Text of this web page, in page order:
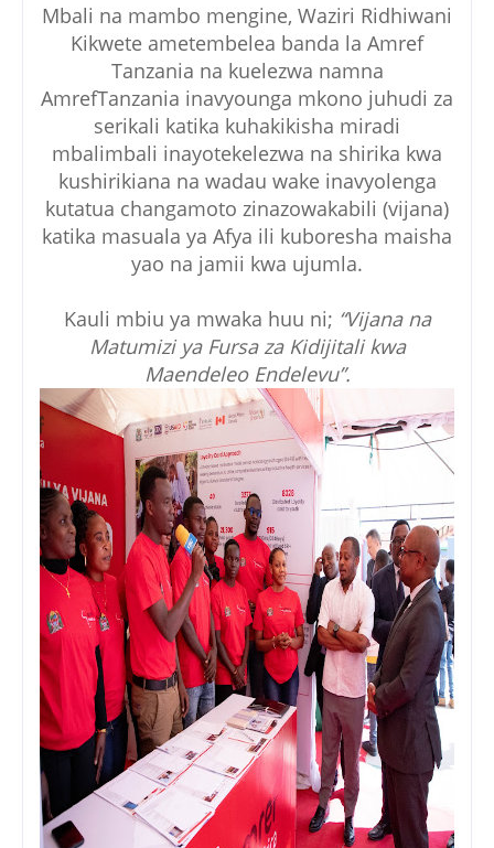
Mbali na mambo mengine, Waziri Ridhiwani
Kikwete ametembelea banda la Amref
Tanzania na kuelezwa namna
AmrefTanzania inavyounga mkono juhudi za
serikali katika kuhakikisha miradi
mbalimbali inayotekelezwa na shirika kwa
kushirikiana na wadau wake inavyolenga
kutatua changamoto zinazowakabili (vijana)
katika masuala ya Afya ili kuboresha maisha
yao na jamii kwa ujumla.
Kauli mbiu ya mwaka huu ni; “Vijana na
Matumizi ya Fursa za Kidijitali kwa
Maendeleo Endelevu”.